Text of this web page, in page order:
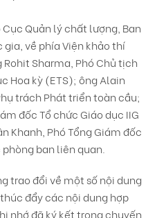
Quản lý chất lượng, Ban
về phía Viện khảo thí
Rohit Sharma, Phó Chủ tịch
Hoa kỳ (ETS); ông Alain
trách Phát triển toàn cầu;
đốc Tổ chức Giáo dục IIG
Khanh, Phó Tổng Giám đốc
ban liên quan.
trao đổi về một số nội dung
đẩy các nội dung hợp
nhớ đã ký kết trong chuyến